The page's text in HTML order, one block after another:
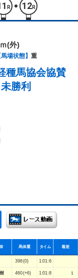
R 12R
ｍ(外)
馬場状態】 重
種馬協会協賛
勝利
馬体重 タイム 着差
398(0) 1:01:6
460(+6) 1:01:8 １